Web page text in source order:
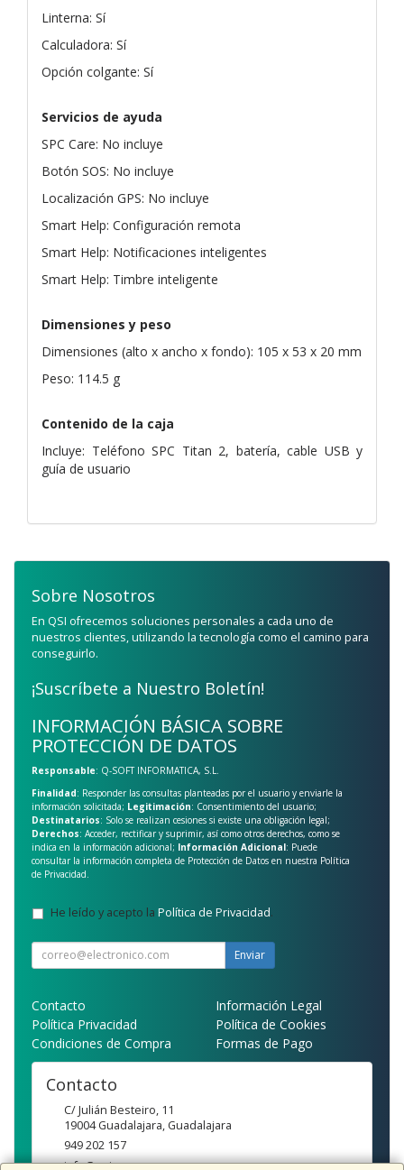
Linterna: Sí
Calculadora: Sí
Opción colgante: Sí
Servicios de ayuda
SPC Care: No incluye
Botón SOS: No incluye
Localización GPS: No incluye
Smart Help: Configuración remota
Smart Help: Notificaciones inteligentes
Smart Help: Timbre inteligente
Dimensiones y peso
Dimensiones (alto x ancho x fondo): 105 x 53 x 20 mm
Peso: 114.5 g
Contenido de la caja
Incluye: Teléfono SPC Titan 2, batería, cable USB y
guía de usuario
Sobre Nosotros
En QSI ofrecemos soluciones personales a cada uno de
nuestros clientes, utilizando la tecnología como el camino para
conseguirlo.
¡Suscríbete a Nuestro Boletín!
INFORMACIÓN BÁSICA SOBRE
PROTECCIÓN DE DATOS
Responsable: Q-SOFT INFORMATICA, S.L.
Finalidad: Responder las consultas planteadas por el usuario y enviarle la
información solicitada; Legitimación: Consentimiento del usuario;
Destinatarios: Solo se realizan cesiones si existe una obligación legal;
Derechos: Acceder, rectificar y suprimir, así como otros derechos, como se
indica en la información adicional; Información Adicional: Puede
consultar la información completa de Protección de Datos en nuestra Política
de Privacidad
He leído y acepto la Política de Privacidad.
Enviar
Contacto
Información Legal
Política Privacidad
Política de Cookies
Condiciones de Compra
Formas de Pago
Contacto
C/ Julián Besteiro, 11
19004 Guadalajara, Guadalajara
949 202 157
info@qsi.es